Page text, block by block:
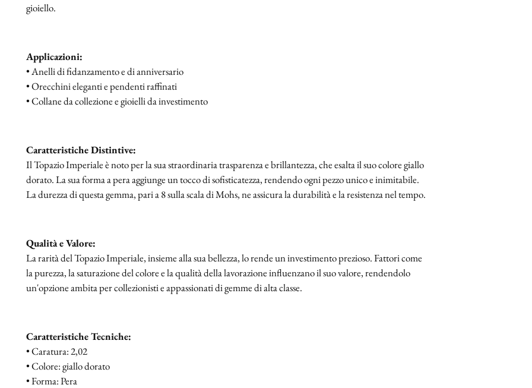
gioiello.
Applicazioni:
• Anelli di fidanzamento e di anniversario
• Orecchini eleganti e pendenti raffinati
• Collane da collezione e gioielli da investimento
Caratteristiche Distintive:
Il Topazio Imperiale è noto per la sua straordinaria trasparenza e brillantezza, che esalta il suo colore giallo
dorato. La sua forma a pera aggiunge un tocco di sofisticatezza, rendendo ogni pezzo unico e inimitabile.
La durezza di questa gemma, pari a 8 sulla scala di Mohs, ne assicura la durabilità e la resistenza nel tempo.
Qualità e Valore:
La rarità del Topazio Imperiale, insieme alla sua bellezza, lo rende un investimento prezioso. Fattori come
la purezza, la saturazione del colore e la qualità della lavorazione influenzano il suo valore, rendendolo
un'opzione ambita per collezionisti e appassionati di gemme di alta classe.
Caratteristiche Tecniche:
• Caratura: 2,02
• Colore: giallo dorato
• Forma: Pera